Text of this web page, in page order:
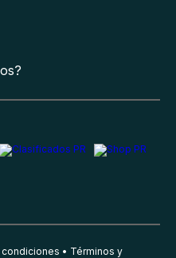
Términos y